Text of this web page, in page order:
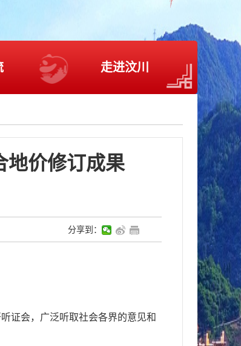
走进汶川
地价修订成果
分享到：
证会，广泛听取社会各界的意见和